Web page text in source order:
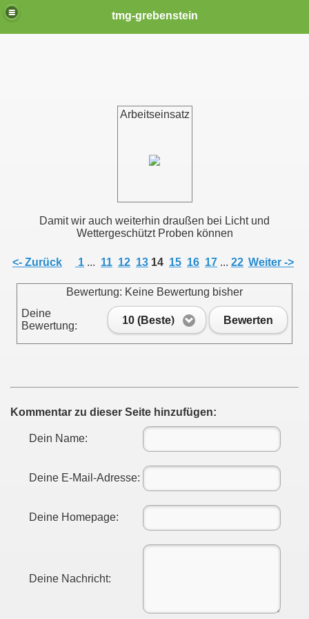
tmg-grebenstein
Arbeitseinsatz
Damit wir auch weiterhin draußen bei Licht und
Wettergeschützt Proben können
<- Zurück 1 ... 11 12 13 14 15 16 17 ... 22 Weiter ->
Bewertung: Keine Bewertung bisher
Deine
Bewertung:
10 (Beste) Bewerten
Kommentar zu dieser Seite hinzufügen:
Dein Name:
Deine E-Mail-Adresse:
Deine Homepage:
Deine Nachricht: